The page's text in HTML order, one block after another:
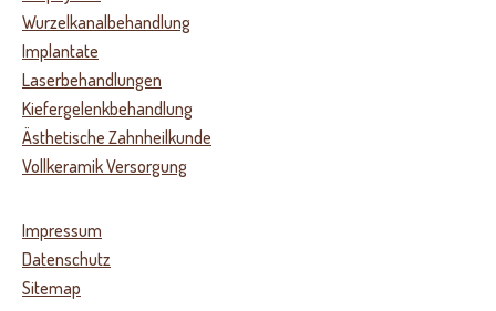
Wurzelkanalbehandlung
Implantate
Laserbehandlungen
Kiefergelenkbehandlung
Ästhetische Zahnheilkunde
Vollkeramik Versorgung
Impressum
Datenschutz
Sitemap